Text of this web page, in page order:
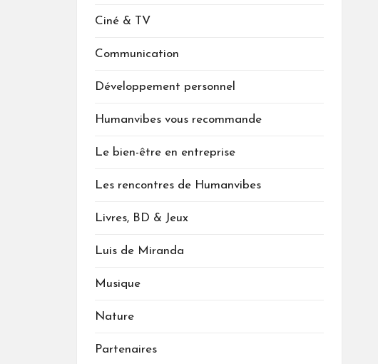
Ciné & TV
Communication
Développement personnel
Humanvibes vous recommande
Le bien-être en entreprise
Les rencontres de Humanvibes
Livres, BD & Jeux
Luis de Miranda
Musique
Nature
Partenaires